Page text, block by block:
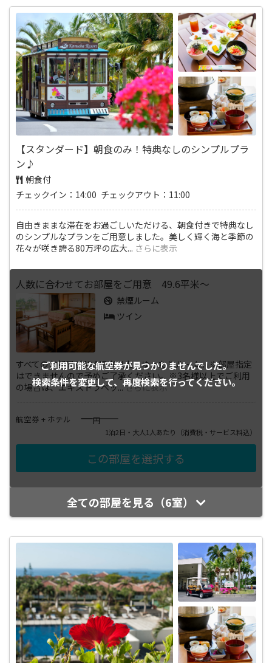
【スタンダード】朝食のみ！特典なしのシンプルプラ
ン♪
朝食付
チェックイン：14:00 チェックアウト：11:00
自由きままな滞在をお過ごしいただける、朝食付きで特典なし
のシンプルなプランをご用意しました。美しく輝く海と季節の
花々が咲き誇る80万坪の広大... さらに表示
ご利用可能な航空券が見つかりませんでした。
検索条件を変更して、再度検索を行ってください。
人数に合わせてお部屋をご用意 49.6平米～
禁煙ルーム
ツイン
すべてのお部屋が49.6平米以上のゆったりルーム。※部屋指定
はできませんので予めご了承ください。※3名様以上でご利用
の場合は、エキストラベッ...さらに表示
航空券 + ホテル ――――円
1泊2日・大人1人あたり （消費税・サービス料込）
全ての部屋を見る（6室）